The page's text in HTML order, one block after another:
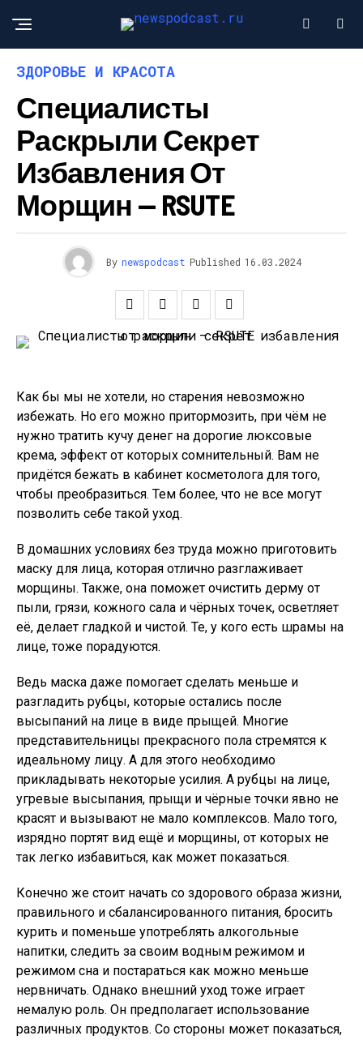
ЗДОРОВЬЕ И КРАСОТА
Специалисты
Раскрыли Секрет
Избавления От
Морщин — RSUTE
By newspodcast Published 16.03.2024
Как бы мы не хотели, но старения невозможно
избежать. Но его можно притормозить, при чём не
нужно тратить кучу денег на дорогие люксовые
крема, эффект от которых сомнительный. Вам не
придётся бежать в кабинет косметолога для того,
чтобы преобразиться. Тем более, что не все могут
позволить себе такой уход.
В домашних условиях без труда можно приготовить
маску для лица, которая отлично разглаживает
морщины. Также, она поможет очистить дерму от
пыли, грязи, кожного сала и чёрных точек, осветляет
её, делает гладкой и чистой. Те, у кого есть шрамы на
лице, тоже порадуются.
Ведь маска даже помогает сделать меньше и
разгладить рубцы, которые остались после
высыпаний на лице в виде прыщей. Многие
представительницы прекрасного пола стремятся к
идеальному лицу. А для этого необходимо
прикладывать некоторые усилия. А рубцы на лице,
угревые высыпания, прыщи и чёрные точки явно не
красят и вызывают не мало комплексов. Мало того,
изрядно портят вид ещё и морщины, от которых не
так легко избавиться, как может показаться.
Конечно же стоит начать со здорового образа жизни,
правильного и сбалансированного питания, бросить
курить и поменьше употреблять алкогольные
напитки, следить за своим водным режимом и
режимом сна и постараться как можно меньше
нервничать. Однако внешний уход тоже играет
немалую роль. Он предполагает использование
различных продуктов. Со стороны может показаться,